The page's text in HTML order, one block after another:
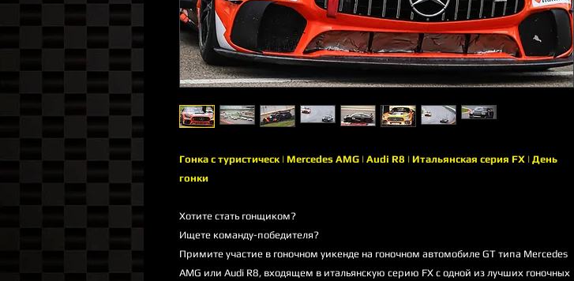
Гонка с туристическ | Mercedes AMG | Audi R8 | Итальянская серия FX | День
гонки
Хотите стать гонщиком?
Ищете команду-победителя?
Примите участие в гоночном уикенде на гоночном автомобиле GT типа Mercedes
AMG или Audi R8, входящем в итальянскую серию FX с одной из лучших гоночных